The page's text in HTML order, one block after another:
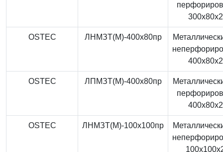
OSTEC ЛНМЗТ(М)-400x80пр
OSTEC ЛПМЗТ(М)-400x80пр
OSTEC ЛНМЗТ(М)-100x100пр